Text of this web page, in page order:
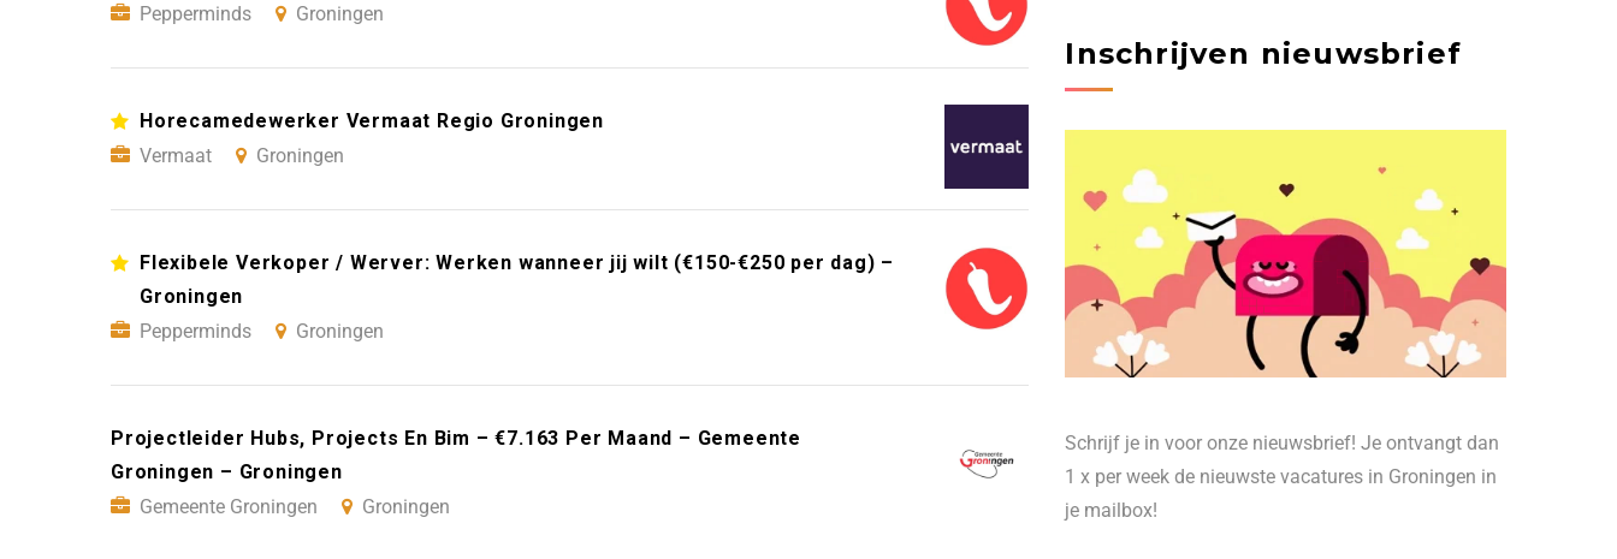
Pepperminds
Groningen
Horecamedewerker Vermaat Regio Groningen
Vermaat
Groningen
Flexibele Verkoper / Werver: Werken wanneer jij wilt (€150-€250 per dag) –
Groningen
Pepperminds
Groningen
Projectleider Hubs, Projects En Bim – €7.163 Per Maand – Gemeente
Groningen – Groningen
Gemeente Groningen
Groningen
Inschrijven nieuwsbrief
Schrijf je in voor onze nieuwsbrief! Je ontvangt dan
1 x per week de nieuwste vacatures in Groningen in
je mailbox!